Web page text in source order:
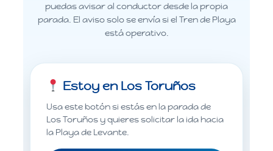
puedas avisar al conductor desde la propia
parada. El aviso solo se envía si el Tren de Playa
está operativo.
Estoy en Los Toruños
Usa este botón si estás en la parada de
Los Toruños y quieres solicitar la ida hacia
la Playa de Levante.